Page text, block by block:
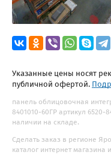
Указанные цены носят
публичной офертой.
панель облицовочная
8401010-60ГР артикул 6520-
наличии на складе.
Сделать заказ в регионе
каталог интернет